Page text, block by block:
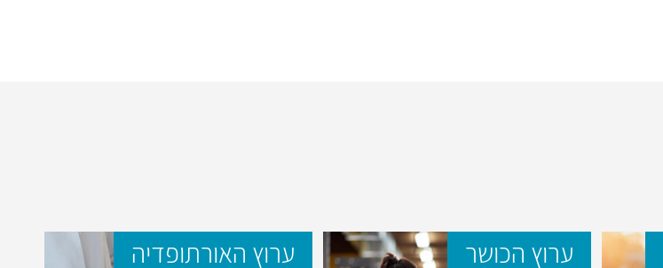
ערוץ הכושר ערוץ האורתופדיה